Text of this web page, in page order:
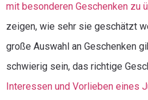
mit besonderen Geschenken zu
zeigen, wie sehr sie geschätzt
große Auswahl an Geschenken
schwierig sein, das richtige
Interessen und Vorlieben eines